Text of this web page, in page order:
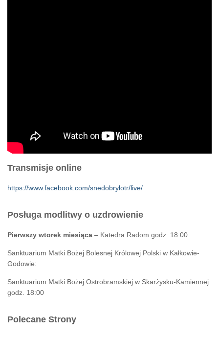
Transmisje online
https://www.facebook.com/snedobrylotr/live/
Posługa modlitwy o uzdrowienie
Pierwszy wtorek miesiąca – Katedra Radom godz. 18:00
Sanktuarium Matki Bożej Bolesnej Królowej Polski w Kałkowie-
Godowie:
Sanktuarium Matki Bożej Ostrobramskiej w Skarżysku-Kamiennej
godz. 18:00
Polecane Strony